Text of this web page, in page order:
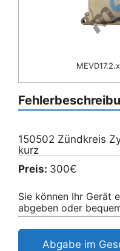
150502 Zündkreis
kurz
Preis: 300€
Sie können Ihr Gerät
abgeben oder
Abgabe im